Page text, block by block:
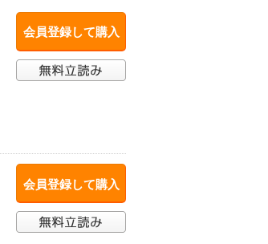
会員登録して購入
会員登録して購入